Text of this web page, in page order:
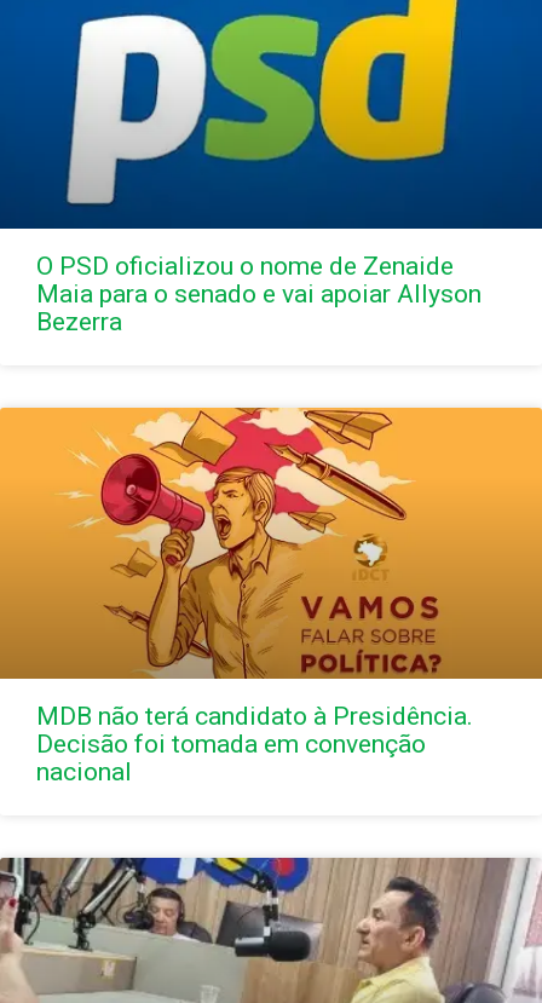
O PSD oficializou o nome de Zenaide
Maia para o senado e vai apoiar Allyson
Bezerra
MDB não terá candidato à Presidência.
Decisão foi tomada em convenção
nacional